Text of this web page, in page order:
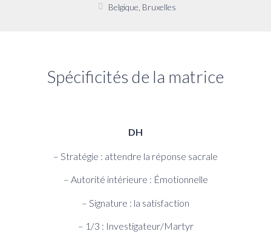
Belgique, Bruxelles
Spécificités de la matrice
DH
– Stratégie : attendre la réponse sacrale
– Autorité intérieure : Émotionnelle
– Signature : la satisfaction
– 1/3 : Investigateur/Martyr